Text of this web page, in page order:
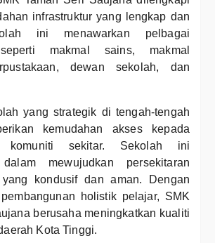
infrastruktur yang lengkap dan
ini menawarkan pelbagai
makmal sains, makmal
dewan sekolah, dan
yang strategik di tengah-tengah
kemudahan akses kepada
komuniti sekitar. Sekolah ini
dalam mewujudkan persekitaran
yang kondusif dan aman. Dengan
holistik pelajar, SMK
berusaha meningkatkan kualiti
Kota Tinggi.